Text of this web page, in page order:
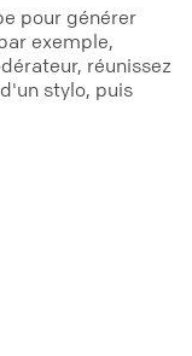
pour générer
exemple,
réunissez
stylo, puis